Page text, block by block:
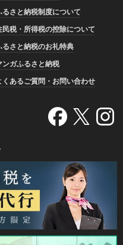
るさと納税制度について
民税・所得税の控除について
るさと納税のお礼特典
ンガふるさと納税
くあるご質問・お問い合わせ